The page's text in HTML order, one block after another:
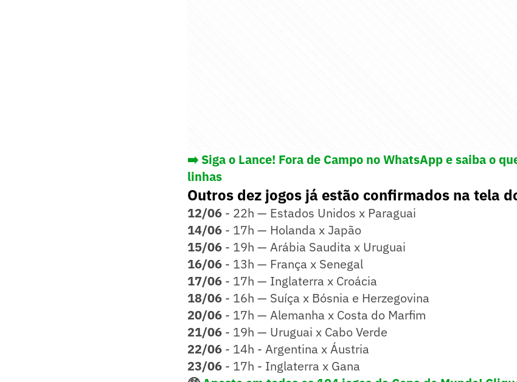
➡️ Siga o Lance! Fora de Campo no WhatsApp e saiba o
linhas
Outros dez jogos já estão confirmados na tela
12/06 - 22h — Estados Unidos x Paraguai
14/06 - 17h — Holanda x Japão
15/06 - 19h — Arábia Saudita x Uruguai
16/06 - 13h — França x Senegal
17/06 - 17h — Inglaterra x Croácia
18/06 - 16h — Suíça x Bósnia e Herzegovina
20/06 - 17h — Alemanha x Costa do Marfim
21/06 - 19h — Uruguai x Cabo Verde
22/06 - 14h - Argentina x Áustria
23/06 - 17h - Inglaterra x Gana